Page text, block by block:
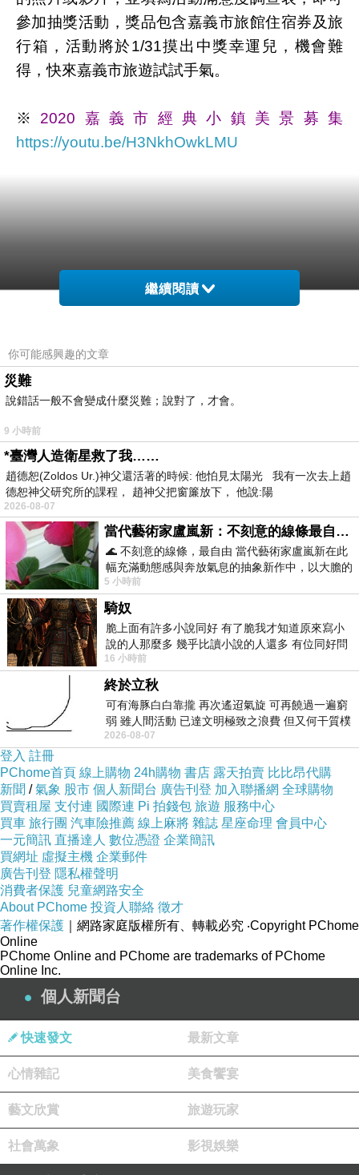
參加抽獎活動，獎品包含嘉義市旅館住宿券及旅
行箱，活動將於1/31摸出中獎幸運兒，機會難
得，快來嘉義市旅遊試試手氣。
※ 2020嘉義市經典小鎮美景募集
https://youtu.be/H3NkhOwkLMU
嘉義市是深具歷史淵源及人文薈萃，除了是管
樂之都，也厚植文化古城的城市意象，市區內
「城隍廟」、「仁武宮」都是文化古蹟，飽含豐
富人文故事。過去阿里山的林業文化，也在嘉義
市四處留下足跡，曾為日本時代營林事業官方宿
舍的「檜意森活村」，現在是嘉義市最熱門的觀
光景點之一；若想知道當年嘉義木材之都的繁華
景象，一定要來「嘉義製材所」走一趟；藝術家
王文志老師的作品「森林之歌」，是大人放鬆、
小朋友放電的好去處；世界唯一原地保存的賓夕
凡尼亞式監獄建築「嘉義舊監獄」，建築迷一定
要前來朝聖；「蘭潭」還有全台最大的常設型水
舞展演。除此之外，嘉義市在地特色小吃一定不
能錯過，有知名影音平台Netflix介紹的臺灣小吃-
火雞肉飯、豆花及砂鍋魚頭，還有各式手作咖啡
及伴手禮，這麼好吃又好玩，新年走春您怎麼可
以不來嘉義市。
「Zoom In嘉義FB」
https://www.facebook.com/262182150900639/photos/81064973605387
5 /
【嘉義市政府 https://www.chiayi.gov.tw/
【嘉義市政府觀光新聞處
繼續閱讀
你可能感興趣的文章
災難
說錯話一般不會變成什麼災難；說對了，才會。
9 小時前
*臺灣人造衛星救了我……
趙德恕(Zoldos Ur.)神父還活著的時候: 他怕見太陽光 我有一次去上趙
德恕神父研究所的課程， 趙神父把窗簾放下， 他說:陽
2026-08-07
當代藝術家盧嵐新：不刻意的線條最自由，讓色彩流動、筆觸自己說話
🌊 不刻意的線條，最自由 當代藝術家盧嵐新在此
幅充滿動態感與奔放氣息的抽象新作中，以大膽的
藍色顏料在白色畫布上揮灑、壓印與流淌
5 小時前
騎奴
脆上面有許多小說同好 有了脆我才知道原來寫小
說的人那麼多 幾乎比讀小說的人還多 有位同好問
了一個問題 她說為什麼高中文學獎的
16 小時前
終於立秋
可有海豚白白靠攏 再次遙迢氣旋 可再饒過一遍窮
弱 雖人間活動 已達文明極致之浪費 但又何干質樸
者 只能白白陪葬
2026-08-07
登入 註冊
PChome首頁 線上購物 24h購物 書店 露天拍賣 比比昂代購
新聞 /氣象 股市 個人新聞台 廣告刊登 加入聯播網 全球購物
買賣租屋 支付連 國際連 Pi 拍錢包 旅遊 服務中心
買車 旅行團 汽車險推薦 線上麻將 雜誌 星座命理 會員中心
一元簡訊 直播達人 數位憑證 企業簡訊
買網址 虛擬主機 企業郵件
廣告刊登 隱私權聲明
消費者保護 兒童網路安全
About PChome 投資人聯絡 徵才
著作權保護 ｜網路家庭版權所有、轉載必究 ‧Copyright PChome
Online
PChome Online and PChome are trademarks of PChome
Online Inc.
個人新聞台
快速發文 最新文章
心情雜記 美食饗宴
藝文欣賞 旅遊玩家
社會萬象 影視娛樂